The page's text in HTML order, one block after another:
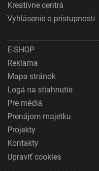
Kreatívne centrá
Vyhlásenie o prístupnosti
E-SHOP
Reklama
Mapa stránok
Logá na stiahnutie
Pre médiá
Prenájom majetku
Projekty
Kontakty
Upraviť cookies